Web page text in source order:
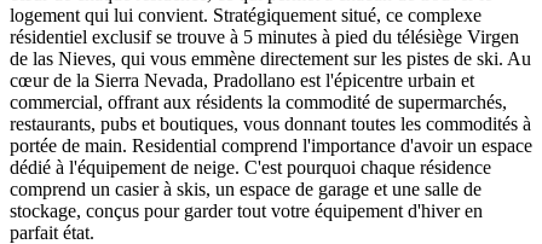
logement qui lui convient. Stratégiquement situé, ce complexe
résidentiel exclusif se trouve à 5 minutes à pied du télésiège Virgen
de las Nieves, qui vous emmène directement sur les pistes de ski. Au
cœur de la Sierra Nevada, Pradollano est l'épicentre urbain et
commercial, offrant aux résidents la commodité de supermarchés,
restaurants, pubs et boutiques, vous donnant toutes les commodités à
portée de main. Residential comprend l'importance d'avoir un espace
dédié à l'équipement de neige. C'est pourquoi chaque résidence
comprend un casier à skis, un espace de garage et une salle de
stockage, conçus pour garder tout votre équipement d'hiver en
parfait état.